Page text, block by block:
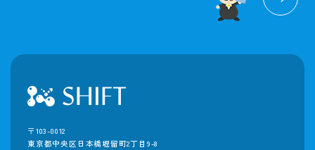
〒103-0012
東京都中央区日本橋堀留町2丁目9-8